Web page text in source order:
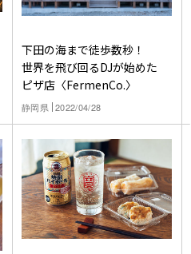
下田の海まで徒歩数秒！
世界を飛び回るDJが始めた
ピザ店〈FermenCo.〉
静岡県 2022/04/28